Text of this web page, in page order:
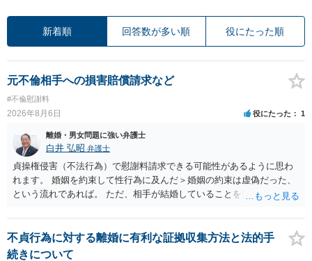
新着順 回答数が多い順 役にたった順
元不倫相手への損害賠償請求など
#不倫慰謝料
2026年8月6日 役にたった 1
離婚・男女問題に強い弁護士
白井 弘昭 弁護士
貞操権侵害（不法行為）で慰謝料請求できる可能性があるように思わ
れます。 婚姻を約束して性行為に及んだ＞婚姻の約束は虚偽だった、
という流れであれば。 ただ、相手が結婚していることを知って行為に
性も認められそうですので、あまり慰謝料は高額にならないように思
われます。 一度、最寄りの弁護士に相談してみてください。
不貞行為に対する離婚に有利な証拠収集方法と法的手
続きについて